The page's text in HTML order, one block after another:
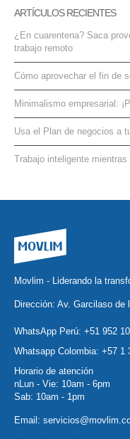
ARTÍCULOS RECIENTES
¿En cuarentena? Saca
trabajo remoto
Cómo aprovechar el fin de
Minimalismo empresarial:
Usa el Plan de negocios a
Trabajo inteligente
Movlim - Liderando la
Dirección: Av. Garcilaso de
WhatsApp Perú: +51 952
Whatsapp Colombia: +57 1
Horario de atención
nLun - Vie: 10am - 6pm
Sab: 10am - 1pm
Email: